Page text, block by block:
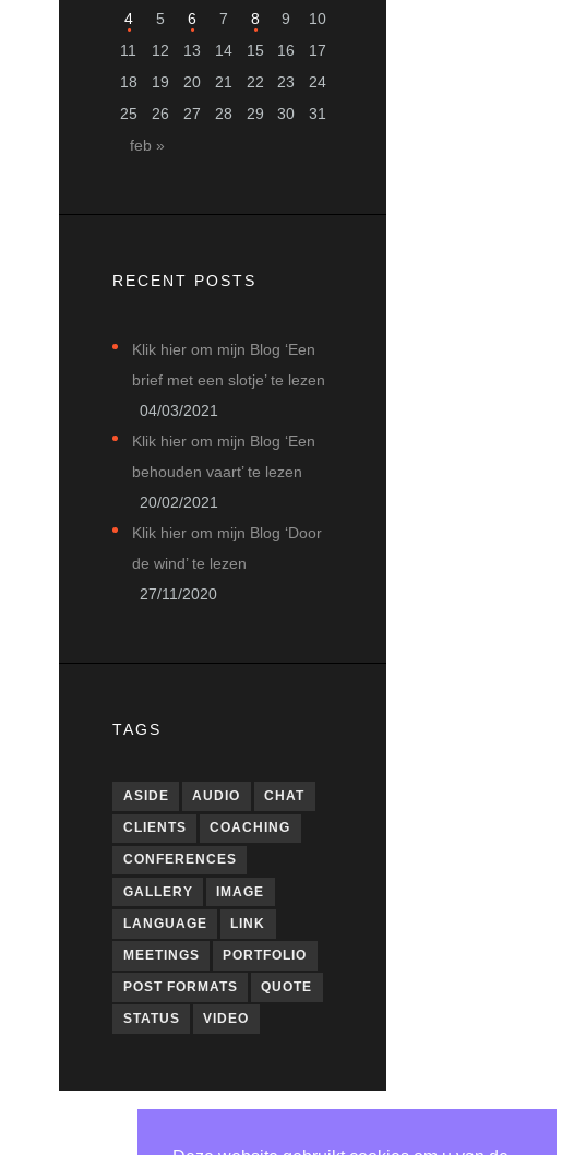
4
5 6 7 8 9
10
11
12 13 14 15 16
17
18
19 20 21 22 23
24
25
26 27 28 29 30
31
feb »
RECENT POSTS
Klik hier om mijn Blog ‘Een
brief met een slotje’ te lezen
04/03/2021
Klik hier om mijn Blog ‘Een
behouden vaart’ te lezen
20/02/2021
Klik hier om mijn Blog ‘Door
de wind’ te lezen
27/11/2020
TAGS
ASIDE AUDIO CHAT
CLIENTS COACHING
CONFERENCES
GALLERY IMAGE
LANGUAGE LINK
MEETINGS PORTFOLIO
POST FORMATS QUOTE
STATUS VIDEO